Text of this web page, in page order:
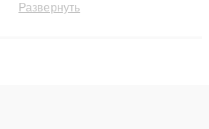
гарантии до 3 лет. Наши мастера
Развернуть